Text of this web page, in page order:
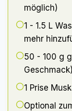
möglich)
1 - 1.5 L
mehr
50 - 100 g
Geschmack)
1 Prise
Optional